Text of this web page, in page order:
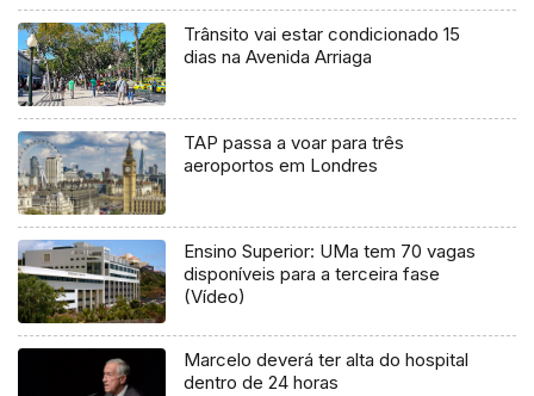
Trânsito vai estar condicionado 15
dias na Avenida Arriaga
TAP passa a voar para três
aeroportos em Londres
Ensino Superior: UMa tem 70 vagas
disponíveis para a terceira fase
(Vídeo)
Marcelo deverá ter alta do hospital
dentro de 24 horas